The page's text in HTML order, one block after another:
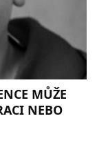
MŮŽE
NEBO